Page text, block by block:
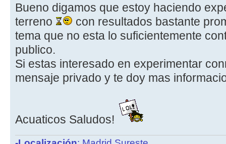
Bueno digamos que estoy haciendo
terreno
con resultados bastante
tema que no esta lo suficientemente
publico.
Si estas interesado en experimentar
mensaje privado y te doy mas
Acuaticos Saludos!